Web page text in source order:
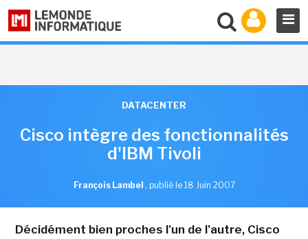
DATACENTER
Cisco intègre des fonctionnalités
d'IBM Tivoli
François Lambel , publié le 18 Juin 2007
Décidément bien proches l'un de l'autre, Cisco